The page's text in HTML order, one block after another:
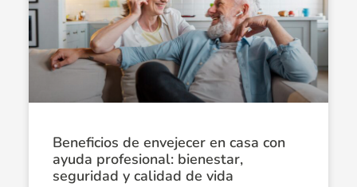
Beneficios de envejecer en casa con
ayuda profesional: bienestar,
seguridad y calidad de vida